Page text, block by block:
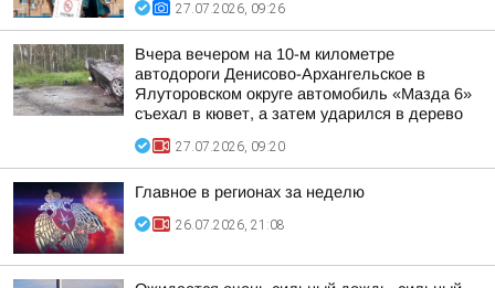
27.07.2026, 09:26
Вчера вечером на 10-м километре
автодороги Денисово-Архангельское в
Ялуторовском округе автомобиль «Мазда 6»
съехал в кювет, а затем ударился в дерево
27.07.2026, 09:20
Главное в регионах за неделю
26.07.2026, 21:08